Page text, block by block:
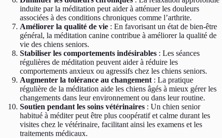
induite par la méditation peut aider à atténuer les douleurs
associées à des conditions chroniques comme l’arthrite.
Améliorer la qualité de vie : En favorisant un état de bien-être
général, la méditation canine contribue à améliorer la qualité de
vie des chiens seniors.
Stabiliser les comportements indésirables : Les séances
régulières de méditation peuvent aider à réduire les
comportements anxieux ou agressifs chez les chiens seniors.
Augmenter la tolérance au changement : La pratique
régulière de la méditation aide les chiens âgés à mieux gérer les
changements dans leur environnement ou dans leur routine.
Soutien pendant les soins vétérinaires : Un chien senior
habitué à méditer peut être plus coopératif et calme durant les
visites chez le vétérinaire, facilitant ainsi les examens et les
traitements médicaux.